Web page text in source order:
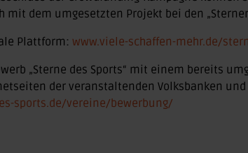
mit dem umgesetzten Projekt bei den
Plattform: www.viele-schaffen-mehr.de/
„Sterne des Sports“ mit einem bereits
der veranstaltenden Volksbanken
sports.de/vereine/bewerbung/